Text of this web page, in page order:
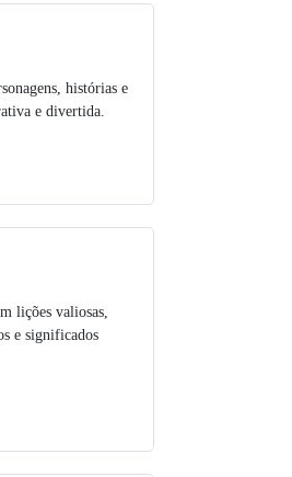
histórias e
e divertida.
lições valiosas,
e significados